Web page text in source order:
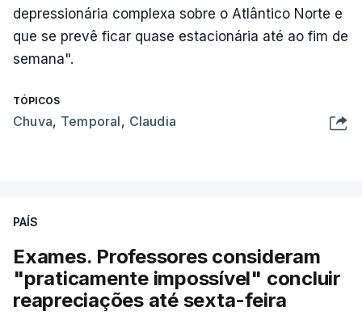
depressionária complexa sobre o Atlântico Norte e
que se prevê ficar quase estacionária até ao fim de
semana".
TÓPICOS
Chuva, Temporal, Claudia
PAÍS
Exames. Professores consideram
"praticamente impossível" concluir
reapreciações até sexta-feira